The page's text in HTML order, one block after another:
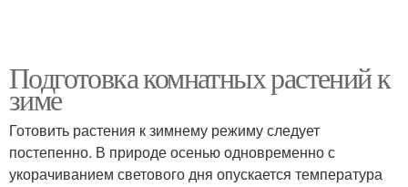
Подготовка комнатных растений к
зиме
Готовить растения к зимнему режиму следует
постепенно. В природе осенью одновременно с
укорачиванием светового дня опускается температура